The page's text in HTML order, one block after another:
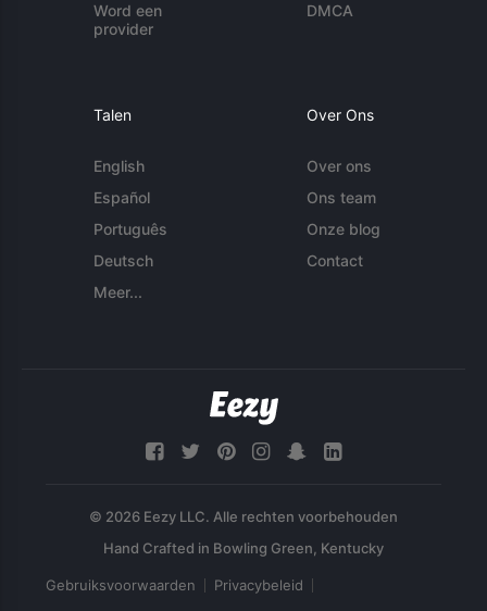
Word een
provider
DMCA
Talen
English
Español
Português
Deutsch
Meer...
Over Ons
Over ons
Ons team
Onze blog
Contact
© 2026 Eezy LLC. Alle rechten voorbehouden
Gebruiksvoorwaarden Privacybeleid